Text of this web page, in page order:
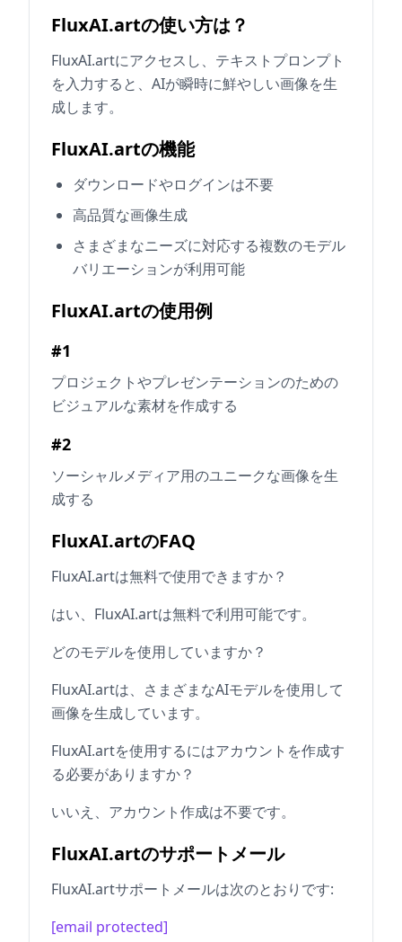
FluxAI.artの使い方は？
FluxAI.artにアクセスし、テキストプロンプト
を入力すると、AIが瞬時に鮮やしい画像を生
成します。
FluxAI.artの機能
ダウンロードやログインは不要
高品質な画像生成
さまざまなニーズに対応する複数のモデル
バリエーションが利用可能
FluxAI.artの使用例
#1
プロジェクトやプレゼンテーションのための
ビジュアルな素材を作成する
#2
ソーシャルメディア用のユニークな画像を生
成する
FluxAI.artのFAQ
FluxAI.artは無料で使用できますか？
はい、FluxAI.artは無料で利用可能です。
どのモデルを使用していますか？
FluxAI.artは、さまざまなAIモデルを使用して
画像を生成しています。
FluxAI.artを使用するにはアカウントを作成す
る必要がありますか？
いいえ、アカウント作成は不要です。
FluxAI.artのサポートメール
FluxAI.artサポートメールは次のとおりです:
[email protected]